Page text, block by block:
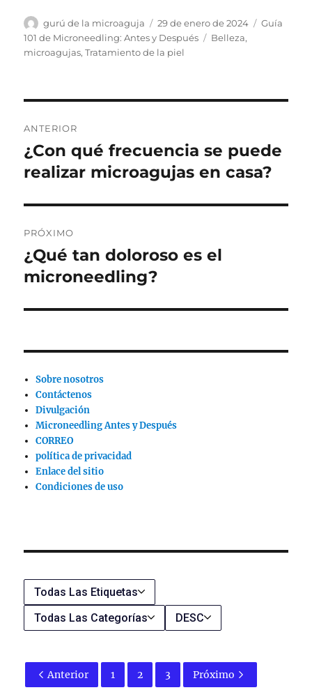
Autor
gurú de la microaguja
Publicado
el
29 de enero de 2024 Categorías
Guía
101 de Microneedling: Antes y Después
Etiquetas
Belleza,
microagujas,Tratamiento de la piel
de
entradas
ANTERIOR
Publicación
anterior:
¿Con qué frecuencia se puede
realizar microagujas en casa?
PRÓXIMO
Siguiente
publicación:
¿Qué tan doloroso es el
microneedling?
Sobre nosotros
Contáctenos
Divulgación
Microneedling Antes y Después
CORREO
política de privacidad
Enlace del sitio
Condiciones de uso
Todas Las Etiquetas
Todas Las Categorías
DESC
Anterior 1 2 3 Próximo